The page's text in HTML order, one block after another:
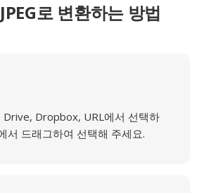
로 변환하는 방법
Drive, Dropbox, URL에서 선택하
서 드래그하여 선택해 주세요.